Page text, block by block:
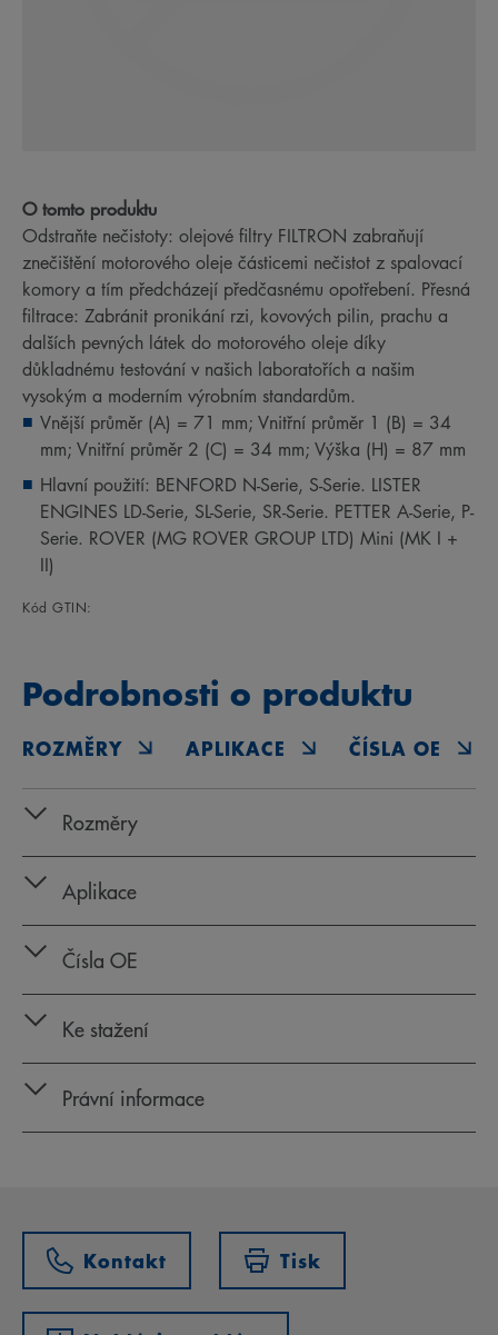
O tomto produktu
Odstraňte nečistoty: olejové filtry FILTRON zabraňují
znečištění motorového oleje částicemi nečistot z spalovací
komory a tím předcházejí předčasnému opotřebení. Přesná
filtrace: Zabránit pronikání rzi, kovových pilin, prachu a
dalších pevných látek do motorového oleje díky
důkladnému testování v našich laboratořích a našim
vysokým a moderním výrobním standardům.
Vnější průměr (A) = 71 mm; Vnitřní průměr 1 (B) = 34
mm; Vnitřní průměr 2 (C) = 34 mm; Výška (H) = 87 mm
Hlavní použití: BENFORD N-Serie, S-Serie. LISTER
ENGINES LD-Serie, SL-Serie, SR-Serie. PETTER A-Serie, P-
Serie. ROVER (MG ROVER GROUP LTD) Mini (MK I +
II)
Kód GTIN:
Podrobnosti o produktu
ROZMĚRY APLIKACE ČÍSLA OE
Rozměry
Aplikace
Čísla OE
Ke stažení
Právní informace
Kontakt Tisk